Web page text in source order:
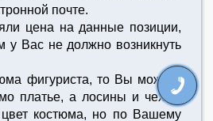
почте.
цена на данные позиции,
у Вас не должно возникнуть
фигуриста, то Вы можете
платье, а лосины и чехлы
цвет костюма, но по Вашему